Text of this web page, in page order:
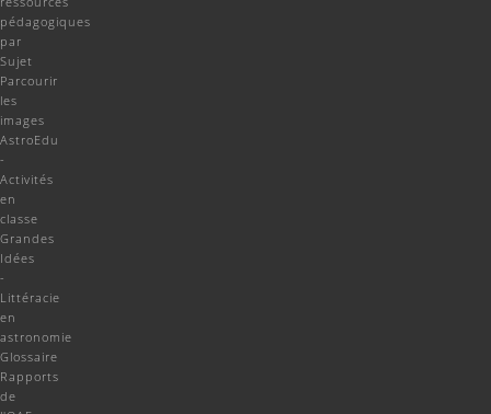
pédagogiques
par
Sujet
Parcourir
les
images
AstroEdu
-
Activités
en
classe
Grandes
Idées
-
Littéracie
en
astronomie
Glossaire
Rapports
de